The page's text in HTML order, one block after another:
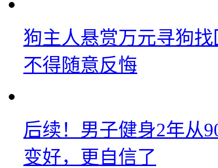
狗主人悬赏万元寻狗
不得随意反悔
后续！男子健身2年从
变好，更自信了